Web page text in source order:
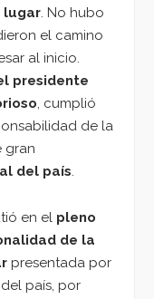
lugar. No hubo
el camino
al inicio.
presidente
, cumplió
de la
gran
del país.
en el pleno
de la
presentada por
país, por